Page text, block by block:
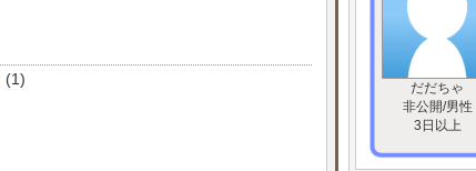
だだちゃ
非公開/男性
3日以上
(1)